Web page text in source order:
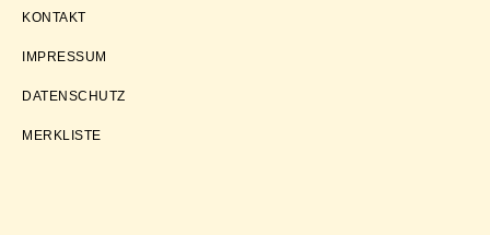
KONTAKT
IMPRESSUM
DATENSCHUTZ
MERKLISTE